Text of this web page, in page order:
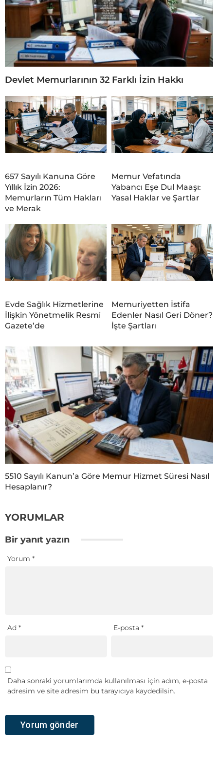
Devlet Memurlarının 32 Farklı İzin Hakkı
657 Sayılı Kanuna Göre
Yıllık İzin 2026:
Memurların Tüm Hakları
ve Merak
Memur Vefatında
Yabancı Eşe Dul Maaşı:
Yasal Haklar ve Şartlar
Evde Sağlık Hizmetlerine
İlişkin Yönetmelik Resmi
Gazete’de
Memuriyetten İstifa
Edenler Nasıl Geri Döner?
İşte Şartları
5510 Sayılı Kanun’a Göre Memur Hizmet Süresi Nasıl
Hesaplanır?
YORUMLAR
Bir yanıt yazın
Yorum *
Ad * E-posta*
Daha sonraki yorumlarımda kullanılması için adım, e-posta
adresim ve site adresim bu tarayıcıya kaydedilsin.